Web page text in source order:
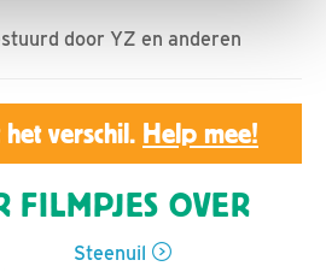
door YZ en anderen
verschil. Help mee!
FILMPJES OVER
Steenuil